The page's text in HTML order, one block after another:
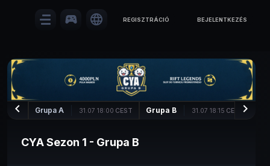
sports_esports language REGISZTRÁCIÓ BEJELENTKEZÉS
keyboard_arrow_left Grupa A 31.07 18:00 CEST Grupa B 31.07 18:15 CESTkeyboard_arrow_right
CYA Sezon 1 - Grupa B